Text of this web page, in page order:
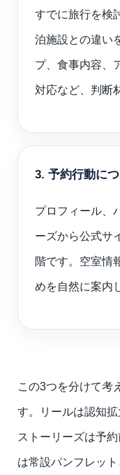
すでに旅行を検
泊施設との違い
プ、食事内容、
対応など、判断
3. 予約行動に
プロフィール、
ーズから公式サ
階です。空室情
めを自然に案内
この3つを分けて考
す。リールは認知拡
ストーリーズは予
は常設パンフレッ